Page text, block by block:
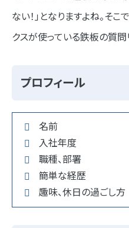
ない！」となりますよね。そ
クスが使っている鉄板の質問
プロフィール
名前
入社年度
職種、部署
簡単な経歴
趣味、休日の過ごし方